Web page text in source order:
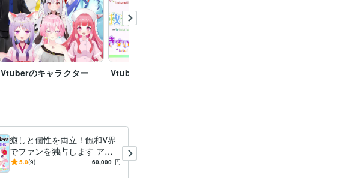
Vtuberのキャラクター Vtuberのロゴ作成
癒しと個性を両立！飽和V界
でファンを独占します アニ
メの様なマスコットキャラモ
5.0(9) 60,000 円